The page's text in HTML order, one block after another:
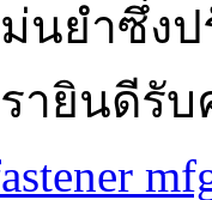
นยำซึ่ง
ายินดีรั